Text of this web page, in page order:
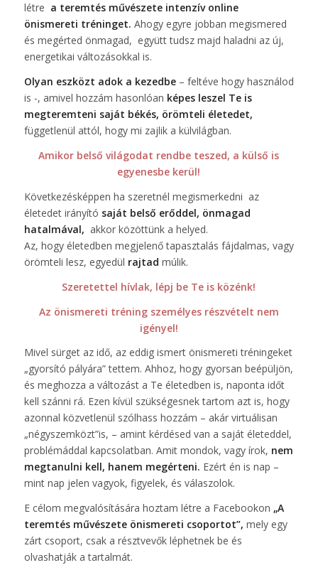
létre a teremtés művészete intenzív online
önismereti tréninget. Ahogy egyre jobban megismered
és megérted önmagad, együtt tudsz majd haladni az új,
energetikai változásokkal is.
Olyan eszközt adok a kezedbe– feltéve hogy használod
is -, amivel hozzám hasonlóan képes leszel Te is
megteremteni saját békés, örömteli életedet,
függetlenül attól, hogy mi zajlik a külvilágban.
Amikor belső világodat rendbe teszed, a külső is
egyenesbe kerül!
Következésképpen ha szeretnél megismerkedni az
életedet irányító saját belső erőddel, önmagad
hatalmával, akkor közöttünk a helyed.
Az, hogy életedben megjelenő tapasztalás fájdalmas, vagy
örömteli lesz, egyedül rajtad múlik.
Szeretettel hívlak, lépj be Te is közénk!
Az önismereti tréning személyes részvételt nem
igényel!
Mivel sürget az idő, az eddig ismert önismereti tréningeket
„gyorsító pályára” tettem. Ahhoz, hogy gyorsan beépüljön,
és meghozza a változást a Te életedben is, naponta időt
kell szánni rá. Ezen kívül szükségesnek tartom azt is, hogy
azonnal közvetlenül szólhass hozzám – akár virtuálisan
„négyszemközt”is, – amint kérdésed van a saját életeddel,
problémáddal kapcsolatban. Amit mondok, vagy írok, nem
megtanulni kell, hanem megérteni. Ezért én is nap –
mint nap jelen vagyok, figyelek, és válaszolok.
E célom megvalósítására hoztam létre a Facebookon „A
teremtés művészete önismereti csoportot”, mely egy
zárt csoport, csak a résztvevők léphetnek be és
olvashatják a tartalmát.